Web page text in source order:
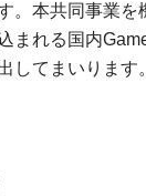
。本共同事業を
まれる国内
してまいります。